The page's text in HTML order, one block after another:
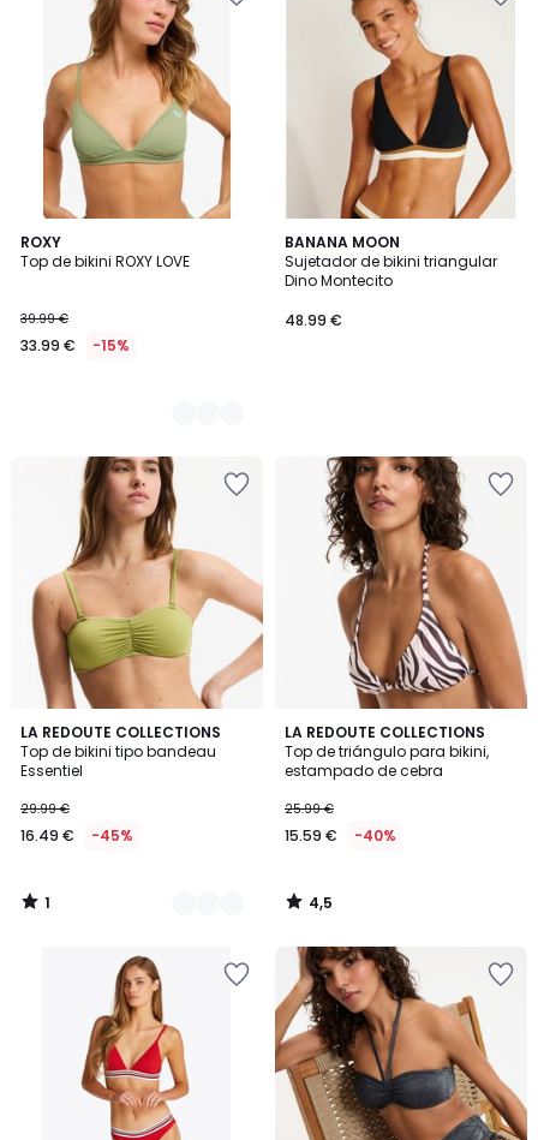
ROXY
Top de bikini ROXY LOVE
39.99 €
33.99 € -15%
2
Colores
BANANA MOON
Sujetador de bikini triangular
Dino Montecito
48.99 €
LA REDOUTE COLLECTIONS
Top de bikini tipo bandeau
Essentiel
29.99 €
16.49 € -45%
1
/
5
3
Colores
1
/
LA REDOUTE COLLECTIONS
Top de triángulo para bikini,
estampado de cebra
25.99 €
15.59 € -40%
4,5
/ 5
4,5
/